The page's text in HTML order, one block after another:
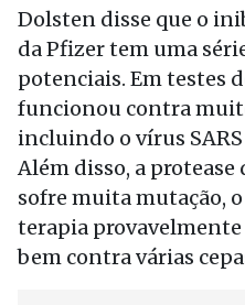
Dolsten disse que o
da Pfizer tem uma
potenciais. Em testes
funcionou contra
incluindo o vírus
Além disso, a
sofre muita mutação,
terapia
bem contra várias